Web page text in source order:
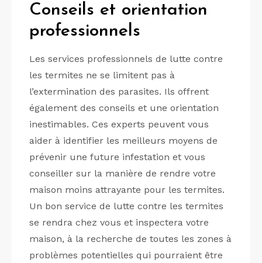
Conseils et orientation
professionnels
Les services professionnels de lutte contre
les termites ne se limitent pas à
l’extermination des parasites. Ils offrent
également des conseils et une orientation
inestimables. Ces experts peuvent vous
aider à identifier les meilleurs moyens de
prévenir une future infestation et vous
conseiller sur la manière de rendre votre
maison moins attrayante pour les termites.
Un bon service de lutte contre les termites
se rendra chez vous et inspectera votre
maison, à la recherche de toutes les zones à
problèmes potentielles qui pourraient être